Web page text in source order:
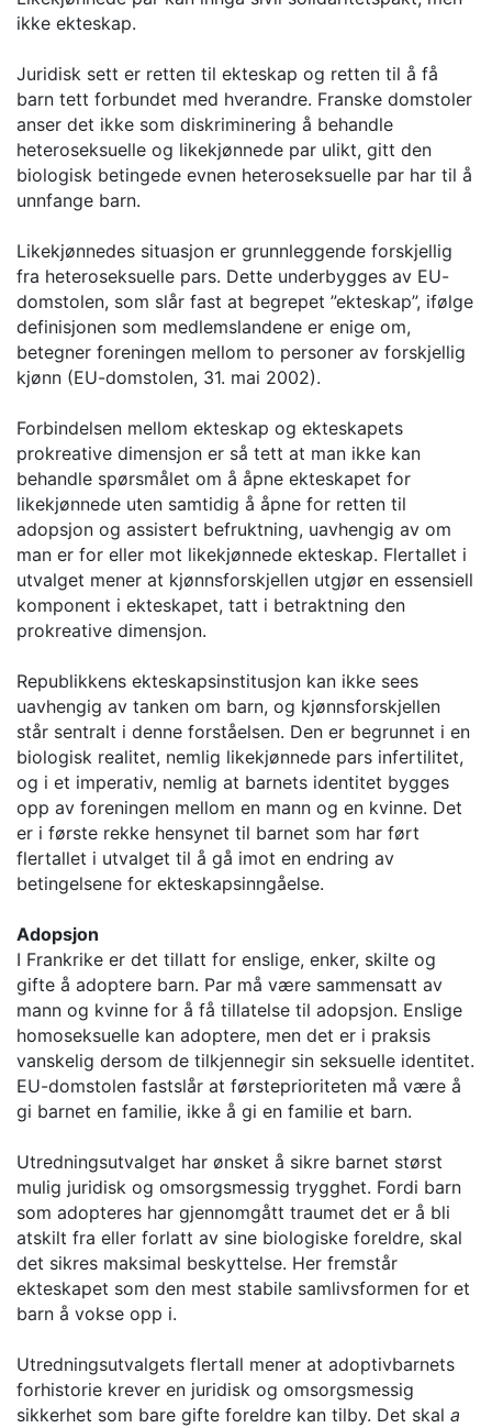
ikke ekteskap.
Juridisk sett er retten til ekteskap og retten til å få
barn tett forbundet med hverandre. Franske domstoler
anser det ikke som diskriminering å behandle
heteroseksuelle og likekjønnede par ulikt, gitt den
biologisk betingede evnen heteroseksuelle par har til å
unnfange barn.
Likekjønnedes situasjon er grunnleggende forskjellig
fra heteroseksuelle pars. Dette underbygges av EU-
domstolen, som slår fast at begrepet ”ekteskap”, ifølge
definisjonen som medlemslandene er enige om,
betegner foreningen mellom to personer av forskjellig
kjønn (EU-domstolen, 31. mai 2002).
Forbindelsen mellom ekteskap og ekteskapets
prokreative dimensjon er så tett at man ikke kan
behandle spørsmålet om å åpne ekteskapet for
likekjønnede uten samtidig å åpne for retten til
adopsjon og assistert befruktning, uavhengig av om
man er for eller mot likekjønnede ekteskap. Flertallet i
utvalget mener at kjønnsforskjellen utgjør en essensiell
komponent i ekteskapet, tatt i betraktning den
prokreative dimensjon.
Republikkens ekteskapsinstitusjon kan ikke sees
uavhengig av tanken om barn, og kjønnsforskjellen
står sentralt i denne forståelsen. Den er begrunnet i en
biologisk realitet, nemlig likekjønnede pars infertilitet,
og i et imperativ, nemlig at barnets identitet bygges
opp av foreningen mellom en mann og en kvinne. Det
er i første rekke hensynet til barnet som har ført
flertallet i utvalget til å gå imot en endring av
betingelsene for ekteskapsinngåelse.
Adopsjon
I Frankrike er det tillatt for enslige, enker, skilte og
gifte å adoptere barn. Par må være sammensatt av
mann og kvinne for å få tillatelse til adopsjon. Enslige
homoseksuelle kan adoptere, men det er i praksis
vanskelig dersom de tilkjennegir sin seksuelle identitet.
EU-domstolen fastslår at førsteprioriteten må være å
gi barnet en familie, ikke å gi en familie et barn.
Utredningsutvalget har ønsket å sikre barnet størst
mulig juridisk og omsorgsmessig trygghet. Fordi barn
som adopteres har gjennomgått traumet det er å bli
atskilt fra eller forlatt av sine biologiske foreldre, skal
det sikres maksimal beskyttelse. Her fremstår
ekteskapet som den mest stabile samlivsformen for et
barn å vokse opp i.
Utredningsutvalgets flertall mener at adoptivbarnets
forhistorie krever en juridisk og omsorgsmessig
sikkerhet som bare gifte foreldre kan tilby. Det skal a